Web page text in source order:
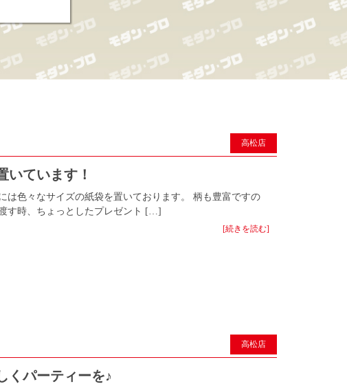
高松店
置いています！
は色々なサイズの紙袋を置いております。 柄も豊富ですの
す時、ちょっとしたプレゼント […]
[続きを読む]
高松店
しくパーティーを♪